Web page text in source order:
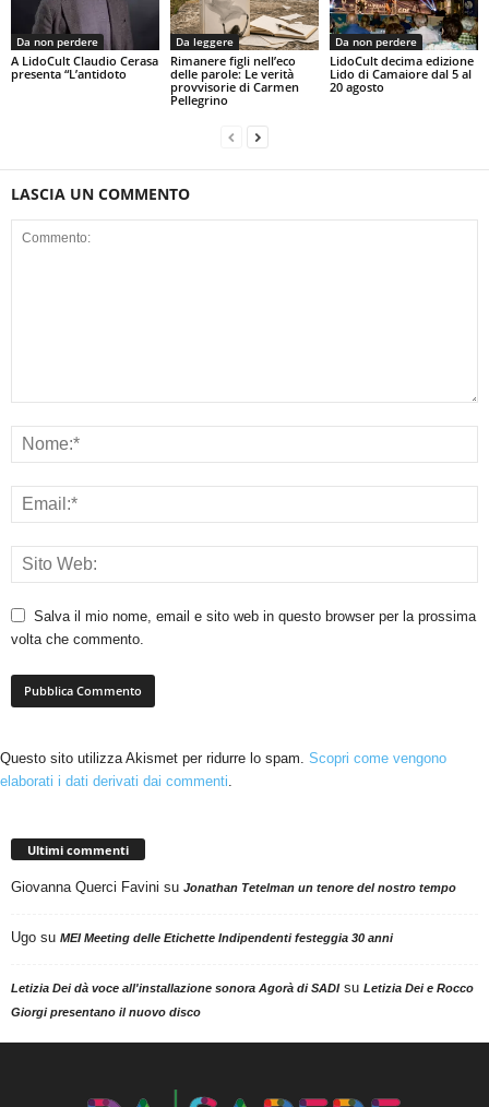
Da non perdere
A LidoCult Claudio Cerasa
presenta “L’antidoto
Da leggere
Rimanere figli nell’eco
delle parole: Le verità
provvisorie di Carmen
Pellegrino
Da non perdere
LidoCult decima edizione
Lido di Camaiore dal 5 al
20 agosto
LASCIA UN COMMENTO
Salva il mio nome, email e sito web in questo browser per la prossima
volta che commento.
Questo sito utilizza Akismet per ridurre lo spam. Scopri come vengono
elaborati i dati derivati dai commenti
Ultimi commenti
Giovanna Querci Favini su Jonathan Tetelman un tenore del nostro tempo
Ugo su MEI Meeting delle Etichette Indipendenti festeggia 30 anni
Letizia Dei dà voce all'installazione sonora Agorà di SADIsu Letizia Dei e Rocco
Giorgi presentano il nuovo disco